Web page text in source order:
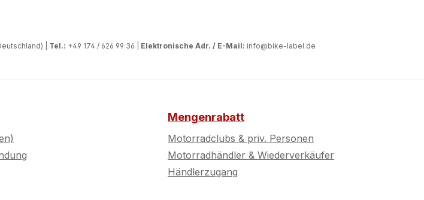
| Tel.: +49 174 / 626 99 36 | Elektronische Adr. / E-Mail: info@bike-label.de
Mengenrabatt
Motorradclubs & priv. Personen
Motorradhändler & Wiederverkäufer
Händlerzugang